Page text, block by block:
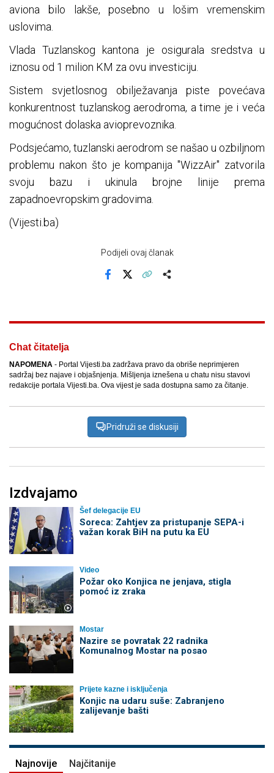
aviona bilo lakše, posebno u lošim vremenskim
uslovima.
Vlada Tuzlanskog kantona je osigurala sredstva u
iznosu od 1 milion KM za ovu investiciju.
Sistem svjetlosnog obilježavanja piste povećava
konkurentnost tuzlanskog aerodroma, a time je i veća
mogućnost dolaska avioprevoznika.
Podsjećamo, tuzlanski aerodrom se našao u ozbiljnom
problemu nakon što je kompanija "WizzAir" zatvorila
svoju bazu i ukinula brojne linije prema
zapadnoevropskim gradovima.
(Vijesti.ba)
Podijeli ovaj članak
Chat čitatelja
NAPOMENA - Portal Vijesti.ba zadržava pravo da obriše neprimjeren
sadržaj bez najave i objašnjenja. Mišljenja iznešena u chatu nisu stavovi
redakcije portala Vijesti.ba. Ova vijest je sada dostupna samo za čitanje.
Pridruži se diskusiji
Izdvajamo
Šef delegacije EU
Soreca: Zahtjev za pristupanje SEPA-i
važan korak BiH na putu ka EU
Video
Požar oko Konjica ne jenjava, stigla
pomoć iz zraka
Mostar
Nazire se povratak 22 radnika
Komunalnog Mostar na posao
Prijete kazne i isključenja
Konjic na udaru suše: Zabranjeno
zalijevanje bašti
Najnovije Najčitanije